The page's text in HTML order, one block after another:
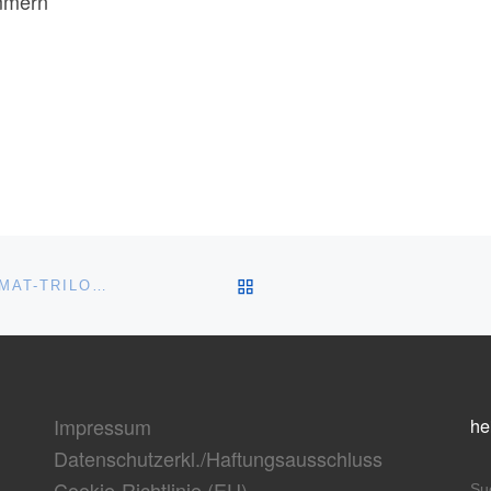
Impressum
Datenschutzerkl./Haftungsausschluss